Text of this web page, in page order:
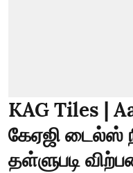
KAG Tiles |
கேஏஜி டைல்ஸ்
தள்ளுபடி